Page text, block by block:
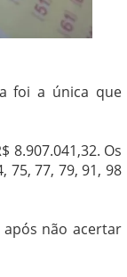
foi a única que
8.907.041,32. Os
75, 77, 79, 91, 98
não acertar